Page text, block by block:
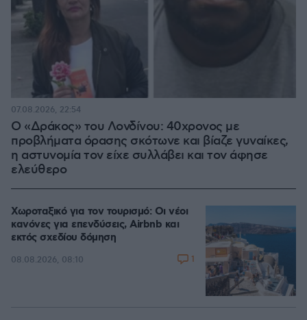
Ο «Δράκος» του Λονδίνου: 40χρονος με
προβλήματα όρασης σκότωνε και βίαζε γυναίκες,
η αστυνομία τον είχε συλλάβει και τον άφησε
ελεύθερο
07.08.2026, 22:54
Χωροταξικό για τον τουρισμό: Οι νέοι
κανόνες για επενδύσεις, Airbnb και
εκτός σχεδίου δόμηση
08.08.2026, 08:10 1